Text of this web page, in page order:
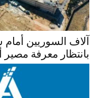
آلاف السوريين
بانتظار معرفة مصير